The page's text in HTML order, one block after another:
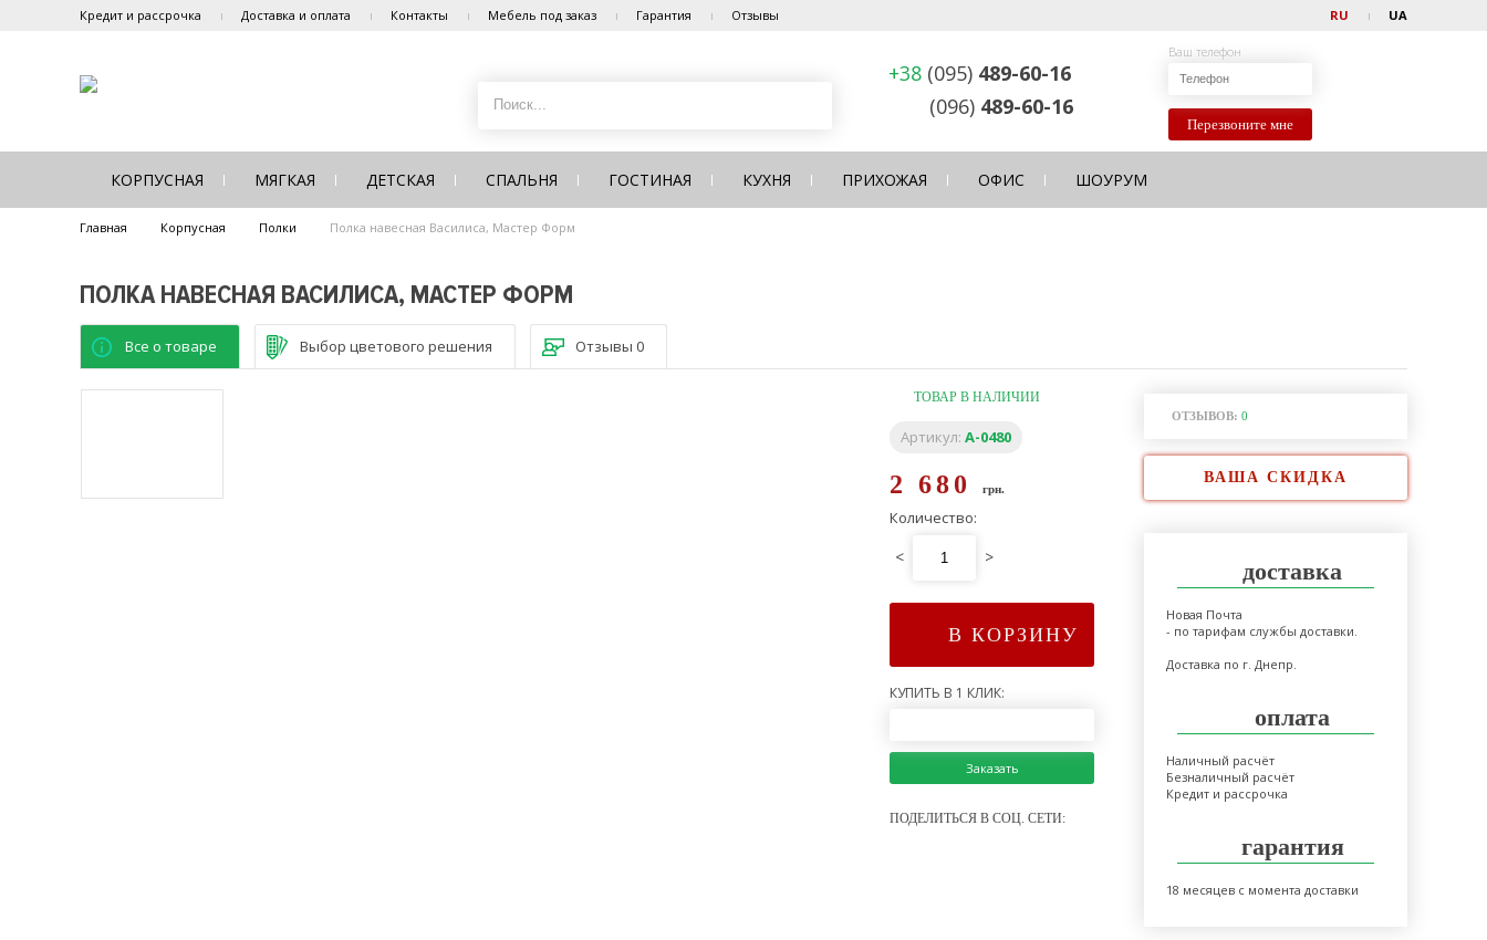
Кредит и рассрочка Доставка и оплата Контакты Мебель под заказ Гарантия Отзывы RU UA
+38 (095) 489-60-16
(096) 489-60-16
Ваш телефон
Перезвоните мне
КОРПУСНАЯ МЯГКАЯ ДЕТСКАЯ СПАЛЬНЯ ГОСТИНАЯ КУХНЯ ПРИХОЖАЯ ОФИС ШОУРУМ
Главная Корпусная Полки Полка навесная Василиса, Мастер Форм
ПОЛКА НАВЕСНАЯ ВАСИЛИСА, МАСТЕР ФОРМ
Все о товаре Выбор цветового решения Отзывы 0
ТОВАР В НАЛИЧИИ
Артикул: A-0480
2 680 грн.
Количество:
< >
В КОРЗИНУ
КУПИТЬ В 1 КЛИК:
Заказать
ПОДЕЛИТЬСЯ В СОЦ. СЕТИ:
ОТЗЫВОВ: 0
ВАША СКИДКА
доставка
Новая Почта
- по тарифам службы доставки.
Доставка по г. Днепр.
оплата
Наличный расчёт
Безналичный расчёт
Кредит и рассрочка
гарантия
18 месяцев с момента доставки